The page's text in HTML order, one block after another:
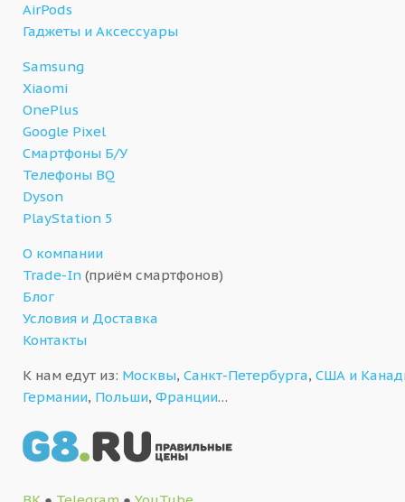
AirPods
Гаджеты и Аксессуары
Samsung
Xiaomi
OnePlus
Google Pixel
Смартфоны Б/У
Телефоны BQ
Dyson
PlayStation 5
О компании
Trade-In (приём смартфонов)
Блог
Условия и Доставка
Контакты
К нам едут из: Москвы, Санкт-Петербурга, США и
Германии, Польши, Франции…